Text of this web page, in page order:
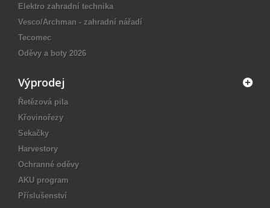
Elektro zahradní technika
Vesco/Archman - zahradní nářadí
Tecomec
Oděvy a boty 2026
Výprodej
Řetězová pila
Křovinořezy
Sekačky
Harvestory
Ochranné oděvy
AKU program
Příslušenství